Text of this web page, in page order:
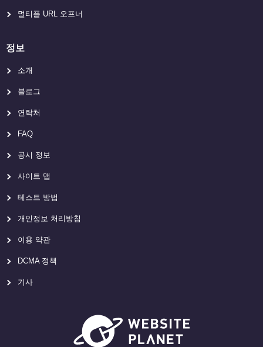
멀티플 URL 오프너
정보
소개
블로그
연락처
FAQ
공시 정보
사이트 맵
테스트 방법
개인정보 처리방침
이용 약관
DCMA 정책
기사